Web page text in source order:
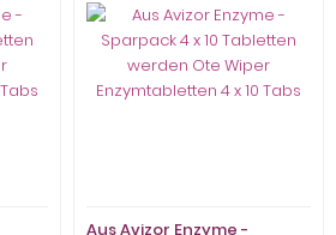
Aus Avizor Enzyme -